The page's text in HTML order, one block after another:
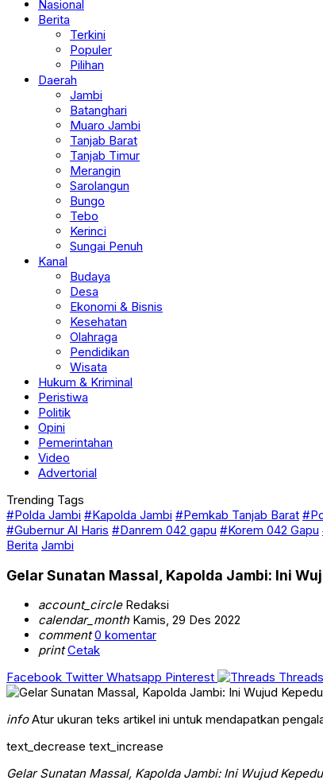
Nasional
Berita
Terkini
Populer
Pilihan
Daerah
Jambi
Batanghari
Muaro Jambi
Tanjab Barat
Tanjab Timur
Merangin
Sarolangun
Bungo
Tebo
Kerinci
Sungai Penuh
Kanal
Budaya
Desa
Ekonomi & Bisnis
Kesehatan
Olahraga
Pendidikan
Wisata
Hukum & Kriminal
Peristiwa
Politik
Opini
Pemerintahan
Video
Advertorial
Trending Tags
#Polda Jambi #Kapolda Jambi #Pemkab Tanjab Barat
#Gubernur Al Haris #Danrem 042 gapu #Korem 042 Gapu
Berita Jambi
Gelar Sunatan Massal, Kapolda Jambi: Ini
account_circleRedaksi
calendar_monthKamis, 29 Des 2022
comment 0 komentar
print Cetak
Facebook Twitter Whatsapp Pinterest Threads
infoAtur ukuran teks artikel ini untuk mendapatkan
text_decrease text_increase
Gelar Sunatan Massal, Kapolda Jambi: Ini Wujud